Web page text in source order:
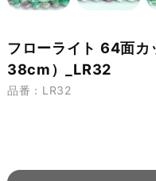
フローライト 64面
38cm）_LR32
品番：LR32